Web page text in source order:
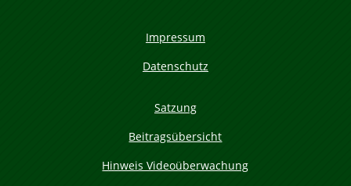
Impressum
Datenschutz
Satzung
Beitragsübersicht
Hinweis Videoüberwachung